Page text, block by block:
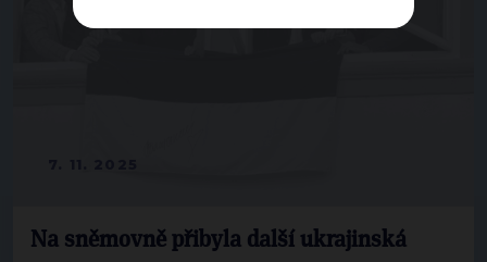
Na sněmovně přibyla další ukrajinská